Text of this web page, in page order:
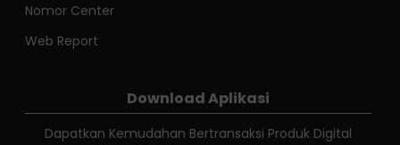
Nomor Center
Web Report
Download Aplikasi
Dapatkan Kemudahan Bertransaksi Produk Digital